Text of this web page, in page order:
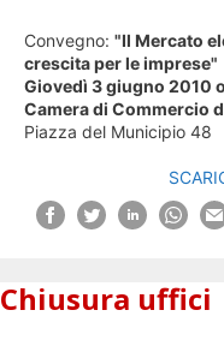
Convegno: "Il Mercato
crescita per le imprese"
Giovedì 3 giugno 2010
Camera di Commercio
Piazza del Municipio 48
Chiusura uffici